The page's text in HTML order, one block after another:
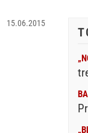
15.06.2015